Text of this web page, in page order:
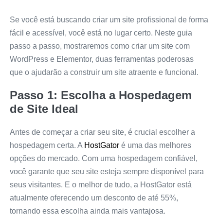
Se você está buscando criar um site profissional de forma
fácil e acessível, você está no lugar certo. Neste guia
passo a passo, mostraremos como criar um site com
WordPress e Elementor, duas ferramentas poderosas
que o ajudarão a construir um site atraente e funcional.
Passo 1: Escolha a Hospedagem
de Site Ideal
Antes de começar a criar seu site, é crucial escolher a
hospedagem certa. A HostGator é uma das melhores
opções do mercado. Com uma hospedagem confiável,
você garante que seu site esteja sempre disponível para
seus visitantes. E o melhor de tudo, a HostGator está
atualmente oferecendo um desconto de até 55%,
tornando essa escolha ainda mais vantajosa.